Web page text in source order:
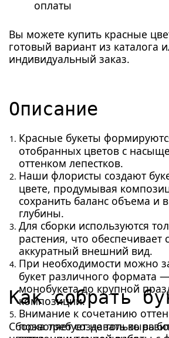
оплаты
Вы можете купить красные
готовый вариант из каталога
индивидуальный заказ.
Описание
Красные букеты
отобранных цветов с
оттенком лепестков.
Наши флористы создают
цвете, продумывая
сохранить баланс объема и
глубины.
Для сборки используются
растения, что обеспечивает
аккуратный внешний вид.
При необходимости можно
букет различного формата
монобукета до крупной
композиции.
Внимание к сочетанию
позволяет создавать
Как собрать
Сборка требует не только